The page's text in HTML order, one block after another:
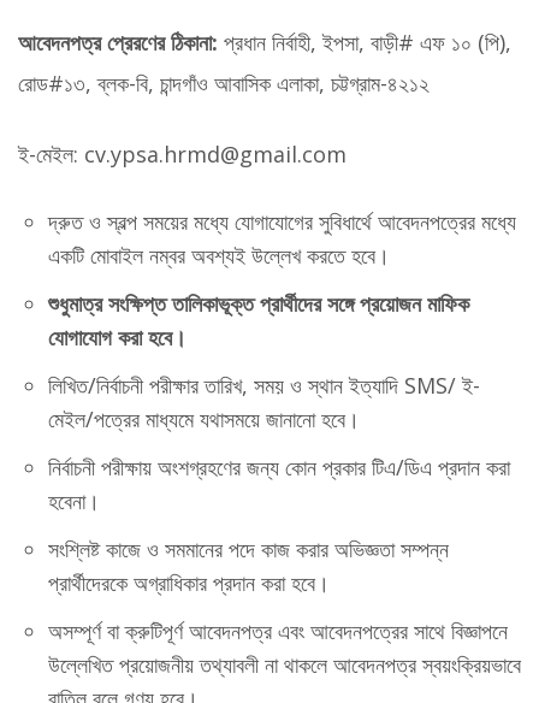
আবেদনপত্র প্রেরণের ঠিকানা: প্রধান নির্বাহী, ইপসা, বাড়ী# এফ ১০ (পি),
রোড#১৩, ব্লক-বি, চান্দগাঁও আবাসিক এলাকা, চট্টগ্রাম-৪২১২
ই-মেইল: cv.ypsa.hrmd@gmail.com
দ্রুত ও স্বল্প সময়ের মধ্যে যোগাযোগের সুবিধার্থে আবেদনপত্রের মধ্যে
একটি মোবাইল নম্বর অবশ্যই উল্লেখ করতে হবে।
শুধুমাত্র সংক্ষিপ্ত তালিকাভূক্ত প্রার্থীদের সঙ্গে প্রয়োজন মাফিক
যোগাযোগ করা হবে।
লিখিত/নির্বাচনী পরীক্ষার তারিখ, সময় ও স্থান ইত্যাদি SMS/ ই-
মেইল/পত্রের মাধ্যমে যথাসময়ে জানানো হবে।
নির্বাচনী পরীক্ষায় অংশগ্রহণের জন্য কোন প্রকার টিএ/ডিএ প্রদান করা
হবেনা।
সংশ্লিষ্ট কাজে ও সমমানের পদে কাজ করার অভিজ্ঞতা সম্পন্ন
প্রার্থীদেরকে অগ্রাধিকার প্রদান করা হবে।
অসম্পূর্ণ বা ক্রুটিপূর্ণ আবেদনপত্র এবং আবেদনপত্রের সাথে বিজ্ঞাপনে
উল্লেখিত প্রয়োজনীয় তথ্যাবলী না থাকলে আবেদনপত্র স্বয়ংক্রিয়ভাবে